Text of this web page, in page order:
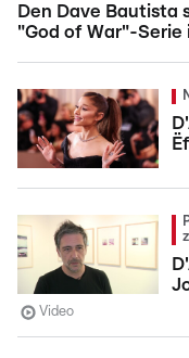
Den Dave Bautista
"God of War"-Serie
Video